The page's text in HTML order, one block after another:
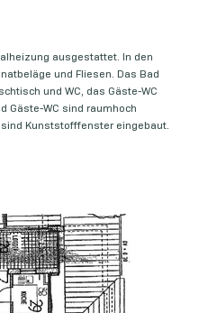
ausgestattet. In den
und Fliesen. Das Bad
und WC, das Gäste-WC
Gäste-WC sind raumhoch
Kunststofffenster eingebaut.